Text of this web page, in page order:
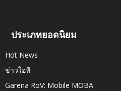
ประเภทยอดนิยม
Hot News
ข่าวไอที
Garena RoV: Mobile MOBA